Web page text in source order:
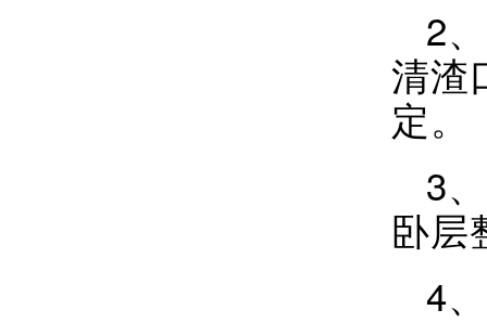
2、
清渣
定。
3
卧层
4